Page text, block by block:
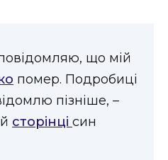
УКРАЇНИ
що мій
помер. Подробиці
пізніше, –
сторінці син